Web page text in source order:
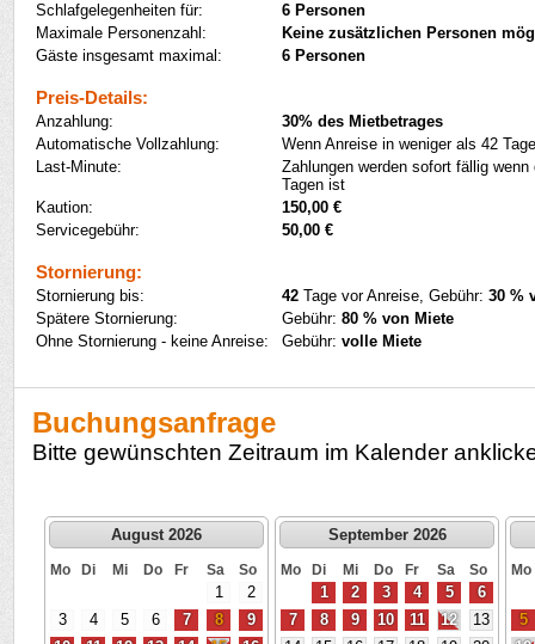
Schlafgelegenheiten für:
6 Personen
Maximale Personenzahl:
Keine zusätzlichen Personen
Gäste insgesamt maximal:
6 Personen
Preis-Details:
Anzahlung:
30% des Mietbetrages
Automatische Vollzahlung:
Wenn Anreise in weniger als 42
Last-Minute:
Zahlungen werden sofort fällig
Tagen ist
Kaution:
150,00 €
Servicegebühr:
50,00 €
Stornierung:
Stornierung bis: 42 Tage vor Anreise, Gebühr: 30 %
Spätere Stornierung:
Gebühr: 80 % von Miete
Ohne Stornierung - keine Anreise:
Gebühr: volle Miete
Buchungsanfrage
Bitte gewünschten Zeitraum im Kalender
August 2026
Mo Di Mi Do Fr Sa So
1
2
3
4 5 6 7 8
9
September 2026
Mo Di Mi Do Fr Sa So
1 2 3 4 5
6
7
8 9 10 11 12
13
Mo
5